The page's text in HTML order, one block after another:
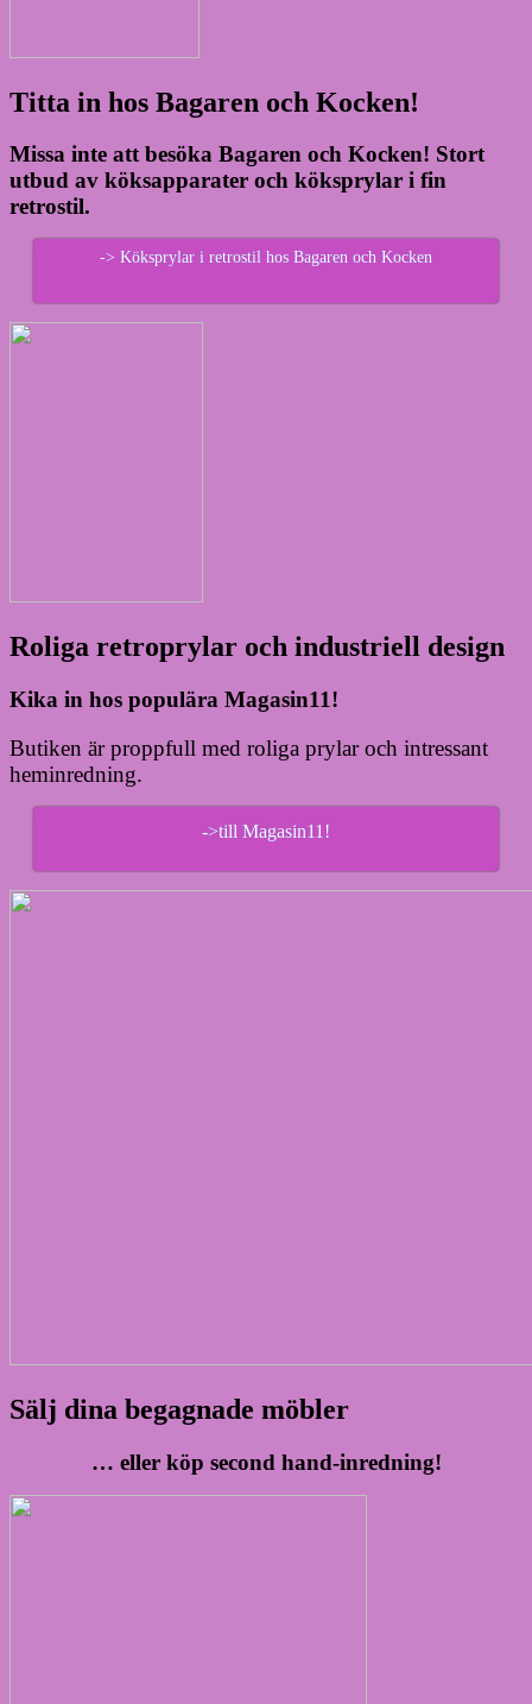
Titta in hos Bagaren och Kocken!
Missa inte att besöka Bagaren och Kocken! Stort
utbud av köksapparater och köksprylar i fin
retrostil.
-> Köksprylar i retrostil hos Bagaren och Kocken
Roliga retroprylar och industriell design
Kika in hos populära Magasin11!
Butiken är proppfull med roliga prylar och intressant
heminredning.
->till Magasin11!
Sälj dina begagnade möbler
… eller köp second hand-inredning!